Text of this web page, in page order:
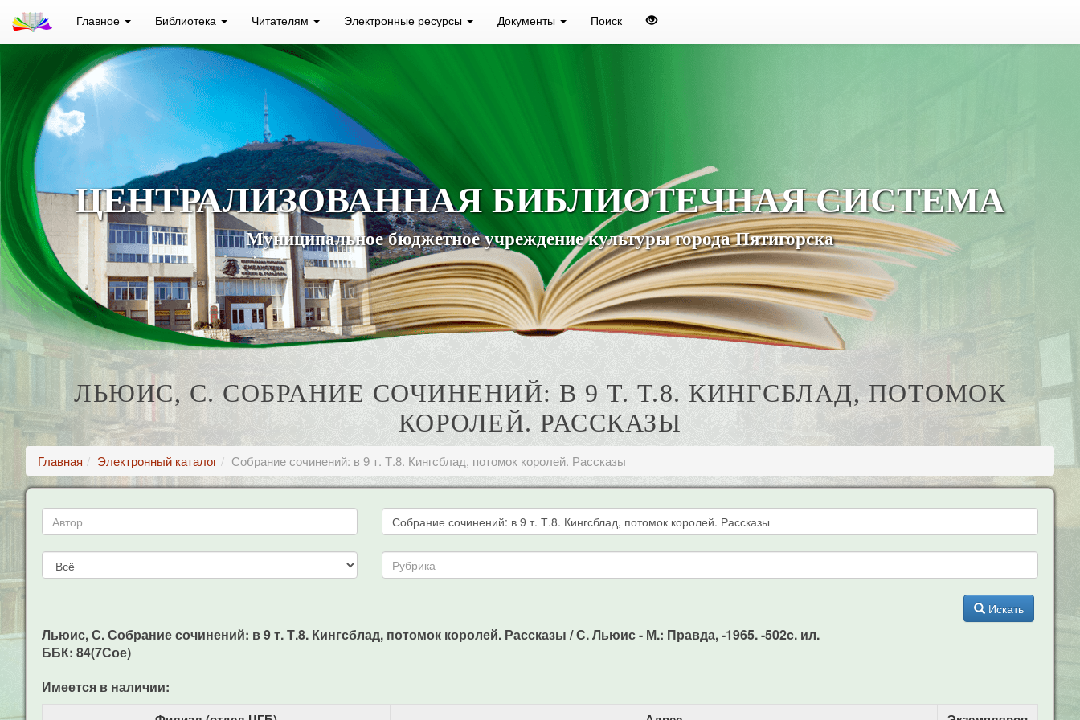
Главное Библиотека Читателям Электронные ресурсы Документы Поиск
ЦЕНТРАЛИЗОВАННАЯ БИБЛИОТЕЧНАЯ СИСТЕМА
Муниципальное бюджетное учреждение культуры города Пятигорска
ЛЬЮИС, С. СОБРАНИЕ СОЧИНЕНИЙ: В 9 Т. Т.8. КИНГСБЛАД, ПОТОМОК
КОРОЛЕЙ. РАССКАЗЫ
Главная Электронный каталог Собрание сочинений: в 9 т. Т.8. Кингсблад, потомок королей. Рассказы
Искать
Льюис, С. Собрание сочинений: в 9 т. Т.8. Кингсблад, потомок королей. Рассказы / С. Льюис - М.: Правда, -1965. -502c. ил.
ББК: 84(7Сое)
Имеется в наличии: